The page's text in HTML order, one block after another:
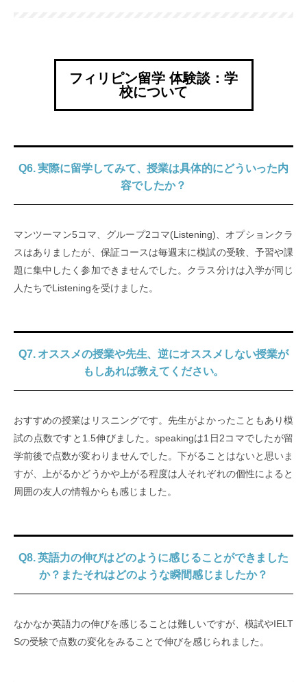
フィリピン留学 体験談：学
校について
Q6. 実際に留学してみて、授業は具体的にどういった内
容でしたか？
マンツーマン5コマ、グループ2コマ(Listening)、オプションクラ
スはありましたが、保証コースは毎週末に模試の受験、予習や課
題に集中したく参加できませんでした。クラス分けは入学が同じ
人たちでListeningを受けました。
Q7. オススメの授業や先生、逆にオススメしない授業が
もしあれば教えてください。
おすすめの授業はリスニングです。先生がよかったこともあり模
試の点数ですと1.5伸びました。speakingは1日2コマでしたが留
学前後で点数が変わりませんでした。下がることはないと思いま
すが、上がるかどうかや上がる程度は人それぞれの個性によると
周囲の友人の情報からも感じました。
Q8. 英語力の伸びはどのように感じることができました
か？またそれはどのような瞬間感じましたか？
なかなか英語力の伸びを感じることは難しいですが、模試やIELT
Sの受験で点数の変化をみることで伸びを感じられました。